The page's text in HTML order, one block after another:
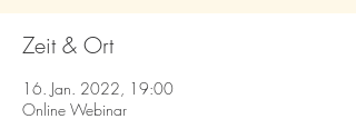
Zeit & Ort
16. Jan. 2022, 19:00
Online Webinar